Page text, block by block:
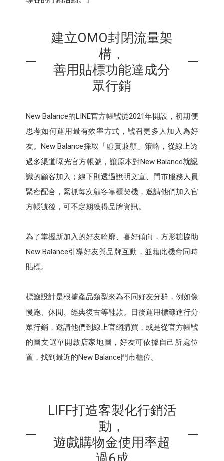
建立OMO封閉流量架
構，
善用貼標功能達成分
眾行銷
New Balance的LINE官方帳號從2021年開設，初期便
思考如何運用最有效率方式，號召更多人加入為好
友。New Balance採取「虛實兼顧」策略，從線上透
過多渠道曝光官方帳號，讓原本對New Balance就認
識的顧客加入；線下則透過說明文宣、門市服務人員
緊密配合，緊抓每次顧客靠櫃契機，邀請他們加入官
方帳號後，可不定期獲得品牌資訊。
為了掌握新加入的好友輪廓、喜好傾向，方形糖協助
New Balance引導好友與品牌互動，並藉此機會同時
貼標。
標籤設計是根據產品類型來為不同好友分群，例如像
慢跑、休閒、經典復古等鞋款。日後運用標籤進行分
眾行銷，邀請他們到線上官網購買，或是從官方帳號
的圖文選單開啟店家地圖，好友可依據自己所處位
置，找到最近的New Balance門市櫃位。
LIFF打造客製化行銷活
動，
遊戲購物金使用率超